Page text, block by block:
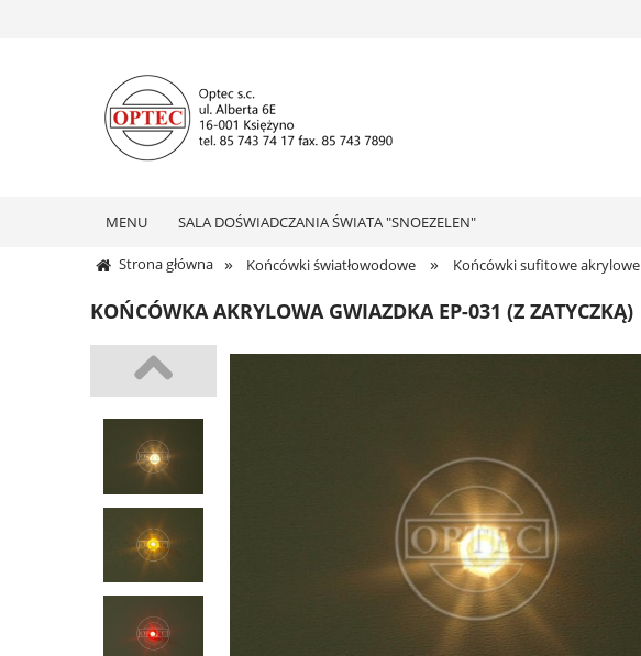
MENU SALA DOŚWIADCZANIA ŚWIATA "SNOEZELEN"
Strona główna » Końcówki światłowodowe » Końcówki sufitowe akrylowe
KOŃCÓWKA AKRYLOWA GWIAZDKA EP-031 (Z ZATYCZKĄ)